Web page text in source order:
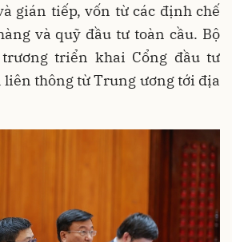
gián tiếp, vốn từ các định chế
và quỹ đầu tư toàn cầu. Bộ
triển khai Cổng đầu tư
liên thông từ Trung ương tới địa